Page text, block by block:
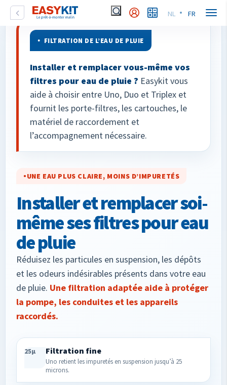
NL FR
FILTRATION DE L’EAU DE PLUIE
Installer et remplacer vous-même vos
filtres pour eau de pluie ? Easykit vous
aide à choisir entre Uno, Duo et Triplex et
fournit les porte-filtres, les cartouches, le
matériel de raccordement et
l’accompagnement nécessaire.
UNE EAU PLUS CLAIRE, MOINS D’IMPURETÉS
Installer et remplacer soi-
même ses filtres pour eau
de pluie
Réduisez les particules en suspension, les dépôts
et les odeurs indésirables présents dans votre eau
de pluie. Une filtration adaptée aide à protéger
la pompe, les conduites et les appareils
raccordés.
25µ Filtration fine
Uno retient les impuretés en suspension jusqu’à 25
microns.